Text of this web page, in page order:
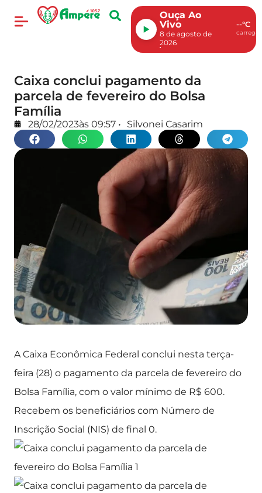
Ouça Ao
Vivo
8 de agosto de
2026
--°C
Caixa conclui pagamento da
parcela de fevereiro do Bolsa
Família
28/02/2023às 09:57 • Silvonei Casarim
A Caixa Econômica Federal conclui nesta terça-
feira (28) o pagamento da parcela de fevereiro do
Bolsa Família, com o valor mínimo de R$ 600.
Recebem os beneficiários com Número de
Inscrição Social (NIS) de final 0.